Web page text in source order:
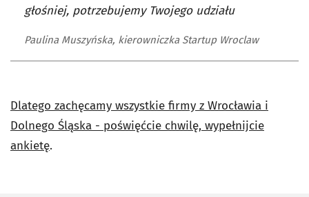
głośniej, potrzebujemy Twojego udziału
Paulina Muszyńska, kierowniczka Startup Wroclaw
Dlatego zachęcamy wszystkie firmy z Wrocławia i
Dolnego Śląska - poświęćcie chwilę, wypełnijcie
ankietę.